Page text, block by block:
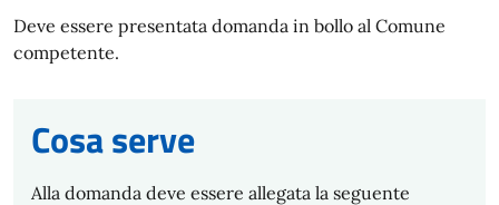
Deve essere presentata domanda in bollo al Comune
competente.
Cosa serve
Alla domanda deve essere allegata la seguente